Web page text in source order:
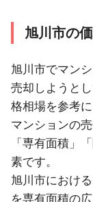
旭川市の
旭川市でマン
売却しようと
格相場を参考に
マンションの
「専有面積」
素です。
旭川市におけ
を専有面積の